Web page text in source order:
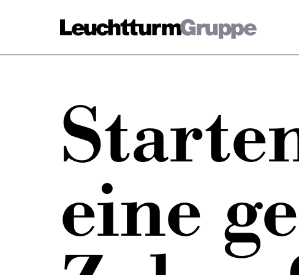
Markenfamilie
Übersicht
Unsere Marken
Standorte
Datenschutz Impressum Kontakt
eine